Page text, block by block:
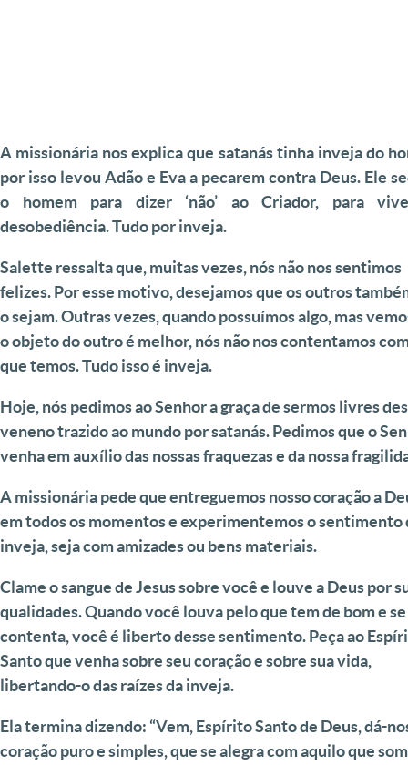
A missionária nos explica que satanás tinha inveja do
por isso levou Adão e Eva a pecarem contra Deus. Ele
o homem para dizer ‘não’ ao Criador, para
desobediência. Tudo por inveja.
Salette ressalta que, muitas vezes, nós não nos sentimos
felizes. Por esse motivo, desejamos que os outros
o sejam. Outras vezes, quando possuímos algo, mas
o objeto do outro é melhor, nós não nos contentamos
que temos. Tudo isso é inveja.
Hoje, nós pedimos ao Senhor a graça de sermos livres
veneno trazido ao mundo por satanás. Pedimos que o
venha em auxílio das nossas fraquezas e da nossa
A missionária pede que entreguemos nosso coração a
em todos os momentos e experimentemos o sentimento
inveja, seja com amizades ou bens materiais.
Clame o sangue de Jesus sobre você e louve a Deus por
qualidades. Quando você louva pelo que tem de bom e se
contenta, você é liberto desse sentimento. Peça ao
Santo que venha sobre seu coração e sobre sua vida,
libertando-o das raízes da inveja.
Ela termina dizendo: “Vem, Espírito Santo de Deus, dá-
coração puro e simples, que se alegra com aquilo que